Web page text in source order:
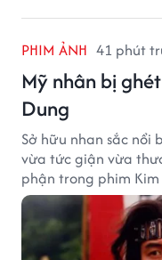
PHIM ẢNH 41 phút
Mỹ nhân bị
Dung
Sở hữu nhan sắc nổi
vừa tức giận vừa
phận trong phim